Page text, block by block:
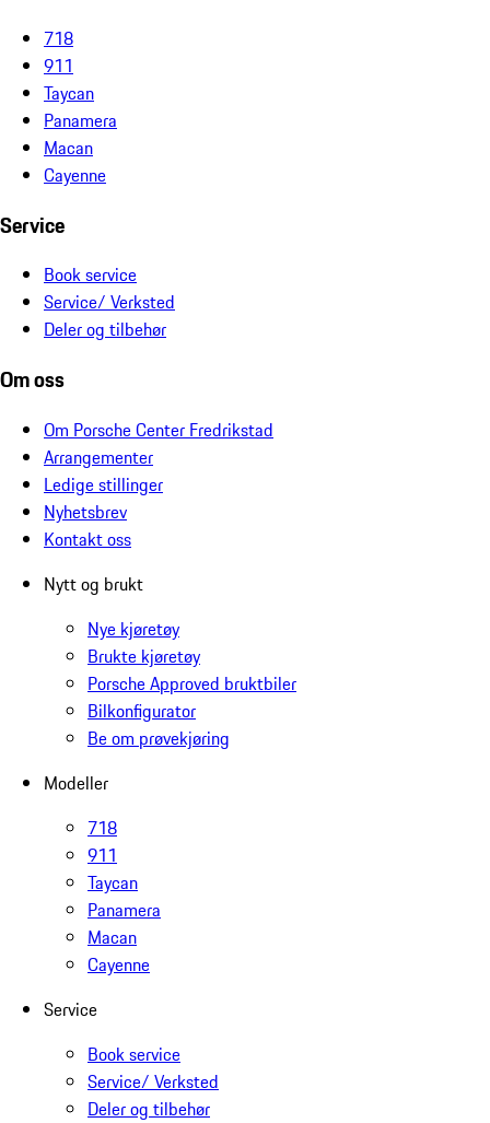
718
911
Taycan
Panamera
Macan
Cayenne
Service
Book service
Service/ Verksted
Deler og tilbehør
Om oss
Om Porsche Center Fredrikstad
Arrangementer
Ledige stillinger
Nyhetsbrev
Kontakt oss
Nytt og brukt
Nye kjøretøy
Brukte kjøretøy
Porsche Approved bruktbiler
Bilkonfigurator
Be om prøvekjøring
Modeller
718
911
Taycan
Panamera
Macan
Cayenne
Service
Book service
Service/ Verksted
Deler og tilbehør